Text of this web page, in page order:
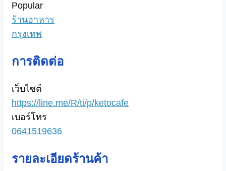
Popular
ร้านอาหาร
กรุงเทพ
การติดต่อ
เว็บไซต์
https://line.me/R/ti/p/ketocafe
เบอร์โทร
0641519636
รายละเอียดร้านค้า